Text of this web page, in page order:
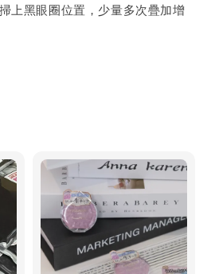
上黑眼圈位置，少量多次疊加增